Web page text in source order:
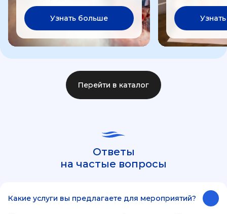
Узнать больше
Перейти в каталог
Ответы
на частые вопросы
Какие услуги вы предлагаете для мероприятий?